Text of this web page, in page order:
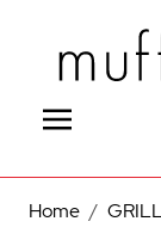
Home /